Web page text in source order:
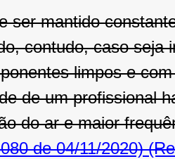
ser mantido
contudo, caso seja
limpos e
de um profissional
do ar e maior
de 04/11/2020)